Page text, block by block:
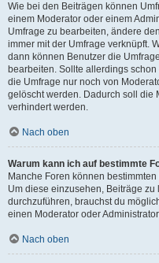
Wie bei den Beiträgen können
einem Moderator oder einem
Umfrage zu bearbeiten, ändere
immer mit der Umfrage verknüpft.
dann können Benutzer die
bearbeiten. Sollte allerdings
die Umfrage nur noch von
gelöscht werden. Dadurch soll die
verhindert werden.
Nach oben
Warum kann ich auf bestimmte
Manche Foren können
Um diese einzusehen, Beiträge
durchzuführen, brauchst du
einen Moderator oder
Nach oben